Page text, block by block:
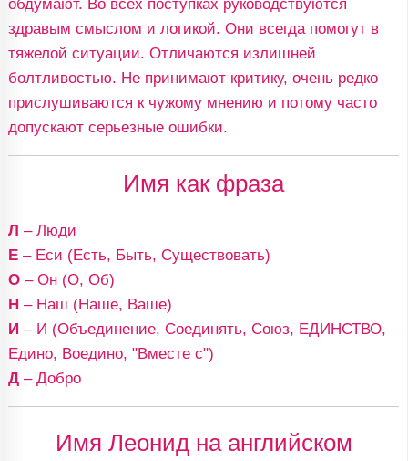
обдумают. Во всех поступках руководствуются
здравым смыслом и логикой. Они всегда помогут в
тяжелой ситуации. Отличаются излишней
болтливостью. Не принимают критику, очень редко
прислушиваются к чужому мнению и потому часто
допускают серьезные ошибки.
Имя как фраза
Л – Люди
Е– Еси (Есть, Быть, Существовать)
О– Он (О, Об)
Н– Наш (Наше, Ваше)
И – И (Объединение, Соединять, Союз, ЕДИНСТВО,
Едино, Воедино, "Вместе с")
Д– Добро
Имя Леонид на английском